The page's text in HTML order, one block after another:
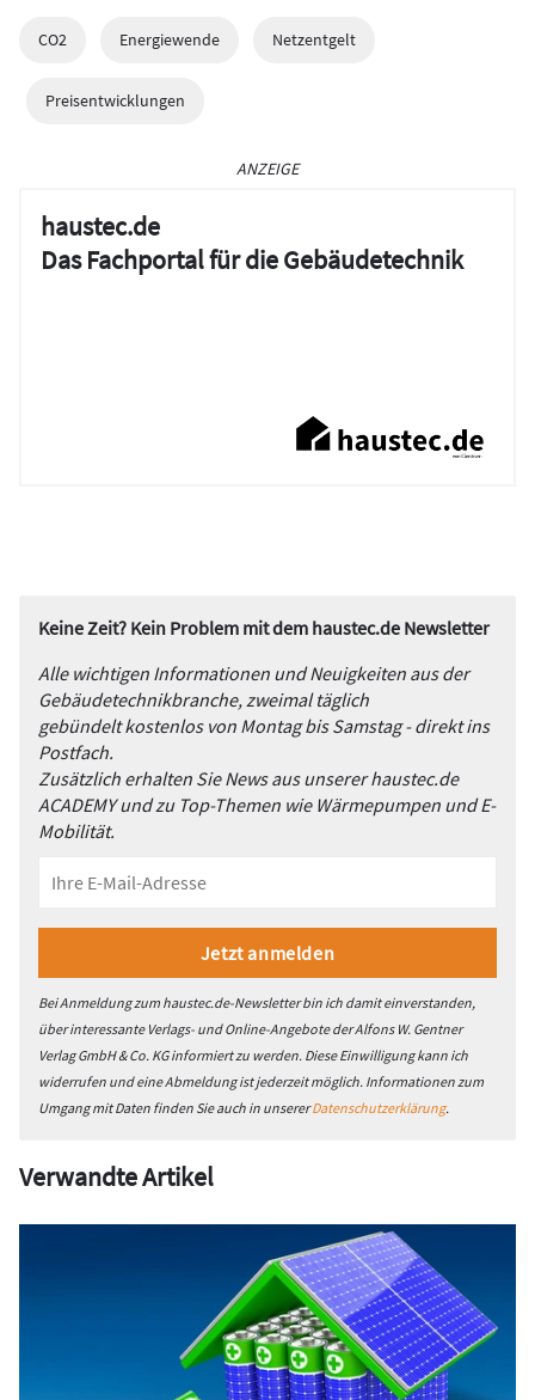
CO2 Energiewende Netzentgelt
Preisentwicklungen
ANZEIGE
haustec.de
Das Fachportal für die Gebäudetechnik
Keine Zeit? Kein Problem mit dem haustec.de Newsletter
Alle wichtigen Informationen und Neuigkeiten aus der
Gebäudetechnikbranche, zweimal täglich
gebündelt kostenlos von Montag bis Samstag - direkt ins
Postfach.
Zusätzlich erhalten Sie News aus unserer haustec.de
ACADEMY und zu Top-Themen wie Wärmepumpen und E-
Mobilität.
Bei Anmeldung zum haustec.de-Newsletter bin ich damit einverstanden,
über interessante Verlags- und Online-Angebote der Alfons W. Gentner
Verlag GmbH & Co. KG informiert zu werden. Diese Einwilligung kann ich
widerrufen und eine Abmeldung ist jederzeit möglich. Informationen zum
Umgang mit Daten finden Sie auch in unsererDatenschutzerklärung.
Verwandte Artikel